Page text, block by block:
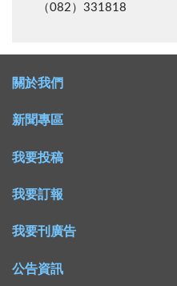
（082）331818
關於我們
新聞專區
我要投稿
我要訂報
我要刊廣告
公告資訊